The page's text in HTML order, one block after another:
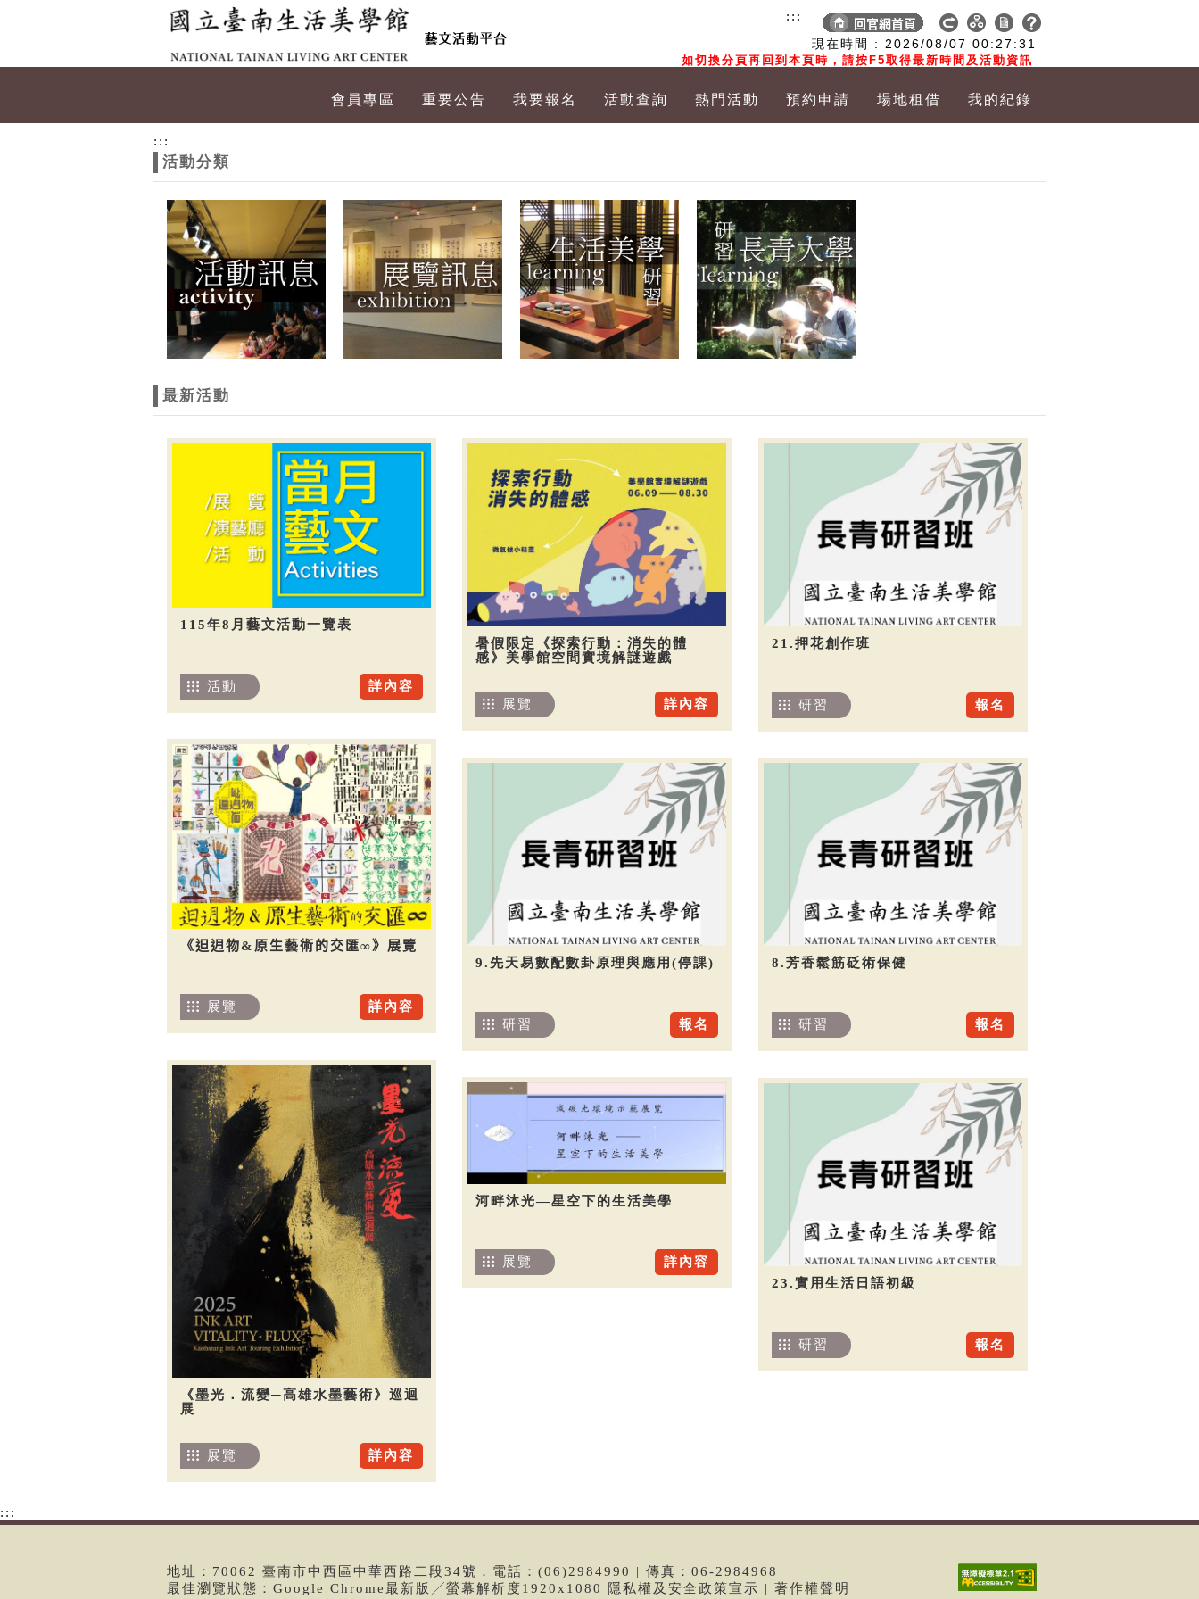
現在時間 : 2026/08/07 00:27:32
如切換分頁再回到本頁時，請按F5取得最新時間及活動資訊
:::
會員專區 重要公告 我要報名 活動查詢 熱門活動 預約申請 場地租借 我的紀錄
:::
活動分類
最新活動
115年8月藝文活動一覽表
詳內容
活動
暑假限定《探索行動：消失的體
感》美學館空間實境解謎遊戲
詳內容
展覽
21.押花創作班
報名
研習
《𨑨迌物&原生藝術的交匯∞》展覽
詳內容
展覽
9.先天易數配數卦原理與應用(停課)
報名
研習
8.芳香鬆筋砭術保健
報名
研習
《墨光．流變─高雄水墨藝術》巡迴
展
詳內容
展覽
河畔沐光—星空下的生活美學
詳內容
展覽
23.實用生活日語初級
報名
研習
:::
地址：70062 臺南市中西區中華西路二段34號．電話：(06)2984990 | 傳真：06-2984968
最佳瀏覽狀態：Google Chrome最新版╱螢幕解析度1920x1080 隱私權及安全政策宣示 | 著作權聲明